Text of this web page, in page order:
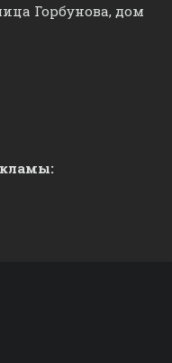
Горбунова, дом